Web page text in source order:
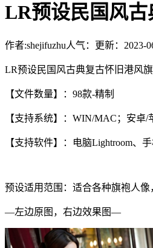
LR预设民国风
作者:shejifuzhu人气： 更新：2023-
LR预设民国风古典复古怀旧港风
【文件数量】：98款-精制
【支持系统】：WIN/MAC；安卓/
【支持软件】：电脑Lightroom、
预设适用范围：适合各种旗袍人
—左边原图，右边效果图—